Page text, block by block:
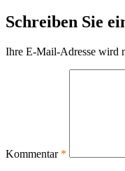
Schreiben Sie
Ihre E-Mail-Adresse wird
Kommentar *